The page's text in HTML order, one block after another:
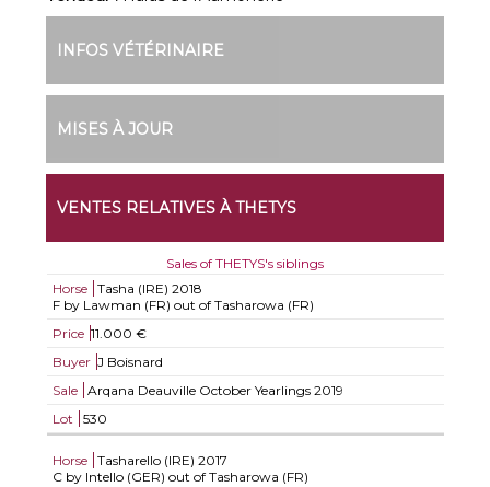
INFOS VÉTÉRINAIRE
MISES À JOUR
VENTES RELATIVES À THETYS
Sales of THETYS's siblings
Horse
Tasha (IRE) 2018
F by Lawman (FR) out of Tasharowa (FR)
Price 11.000 €
Buyer J Boisnard
Sale
Arqana Deauville October Yearlings 2019
Lot
530
Horse Tasharello (IRE) 2017
C by Intello (GER) out of Tasharowa (FR)